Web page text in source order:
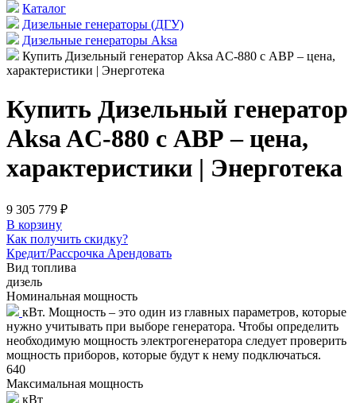
Каталог
Дизельные генераторы (ДГУ)
Дизельные генераторы Aksa
Купить Дизельный генератор Aksa AC-880 с АВР – цена,
характеристики | Энерготека
Купить Дизельный генератор
Aksa AC-880 с АВР – цена,
характеристики | Энерготека
9 305 779 ₽
В корзину
Как получить скидку?
Кредит/Рассрочка Арендовать
Вид топлива
дизель
Номинальная мощность
кВт. Мощность – это один из главных параметров, которые
нужно учитывать при выборе генератора. Чтобы определить
необходимую мощность электрогенератора следует проверить
мощность приборов, которые будут к нему подключаться.
640
Максимальная мощность
кВт